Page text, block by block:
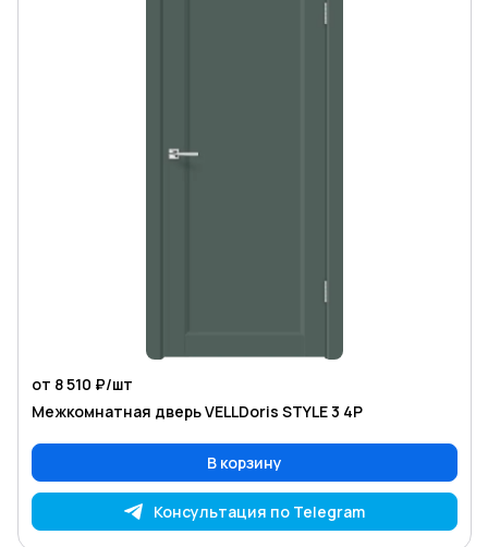
от 8 510 ₽/шт
Межкомнатная дверь VELLDoris STYLE 3 4P
В корзину
Консультация по Telegram